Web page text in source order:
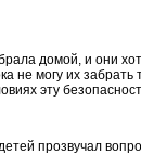
домой, и они
не могу их забрать
эту
прозвучал